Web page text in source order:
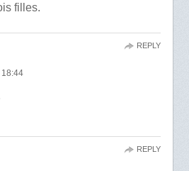
filles.
18:44
REPLY
REPLY